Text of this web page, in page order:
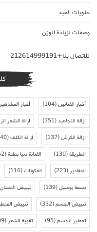
حلويات العيد
وصفات لزيادة الوزن
للاتصال بنا+212614999191
أخبار الفنانين(104) أخبار المشاهير
ازالة التجاعيد(351) ازالة الشعر
ازالة الكرش(137) ازالة الكلف(140)
الطريقة(130) الفنانة دنيا بطمة(142)
المقادير(223) المكونات(116)
بسمة بوسيل(139) تبييض الاسنان
تبييض الجسم(332) تبييض
تعطير الجسم(95) تقوية الشعر(109)